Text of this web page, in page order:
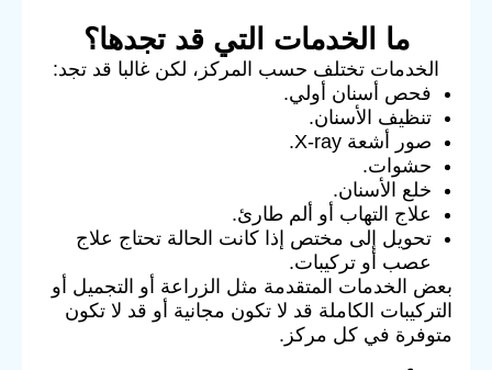
ما الخدمات التي قد تجدها؟
الخدمات تختلف حسب المركز، لكن غالبا قد تجد:
فحص أسنان أولي.
تنظيف الأسنان.
صور أشعة X-ray.
حشوات.
خلع الأسنان.
علاج التهاب أو ألم طارئ.
تحويل إلى مختص إذا كانت الحالة تحتاج علاج
عصب أو تركيبات.
بعض الخدمات المتقدمة مثل الزراعة أو التجميل أو
التركيبات الكاملة قد لا تكون مجانية أو قد لا تكون
متوفرة في كل مركز.